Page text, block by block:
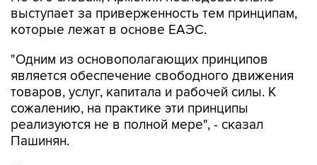
"Одним из основополагающих принципов
товаров, услуг, капитала и рабочей силы. К
сожалению, на практике эти принципы
реализуются не в полной мере", - сказал
Пашинян.
По его словам, отдельные ограничения и